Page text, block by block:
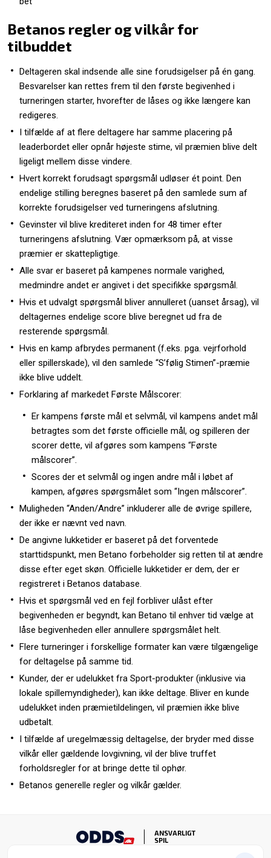
Betanos regler og vilkår for
tilbuddet
Deltageren skal indsende alle sine forudsigelser på én gang.
Besvarelser kan rettes frem til den første begivenhed i
turneringen starter, hvorefter de låses og ikke længere kan
redigeres.
I tilfælde af at flere deltagere har samme placering på
leaderbordet eller opnår højeste stime, vil præmien blive delt
ligeligt mellem disse vindere.
Hvert korrekt forudsagt spørgsmål udløser ét point. Den
endelige stilling beregnes baseret på den samlede sum af
korrekte forudsigelser ved turneringens afslutning.
Gevinster vil blive krediteret inden for 48 timer efter
turneringens afslutning. Vær opmærksom på, at visse
præmier er skattepligtige.
Alle svar er baseret på kampenes normale varighed,
medmindre andet er angivet i det specifikke spørgsmål.
Hvis et udvalgt spørgsmål bliver annulleret (uanset årsag), vil
deltagernes endelige score blive beregnet ud fra de
resterende spørgsmål.
Hvis en kamp afbrydes permanent (f.eks. pga. vejrforhold
eller spillerskade), vil den samlede “S’følig Stimen”-præmie
ikke blive uddelt.
Forklaring af markedet Første Målscorer:
Er kampens første mål et selvmål, vil kampens andet mål
betragtes som det første officielle mål, og spilleren der
scorer dette, vil afgøres som kampens “Første
målscorer”.
Scores der et selvmål og ingen andre mål i løbet af
kampen, afgøres spørgsmålet som “Ingen målscorer”.
Muligheden “Anden/Andre” inkluderer alle de øvrige spillere,
der ikke er nævnt ved navn.
De angivne lukketider er baseret på det forventede
starttidspunkt, men Betano forbeholder sig retten til at ændre
disse efter eget skøn. Officielle lukketider er dem, der er
registreret i Betanos database.
Hvis et spørgsmål ved en fejl forbliver ulåst efter
begivenheden er begyndt, kan Betano til enhver tid vælge at
låse begivenheden eller annullere spørgsmålet helt.
Flere turneringer i forskellige formater kan være tilgængelige
for deltagelse på samme tid.
Kunder, der er udelukket fra Sport-produkter (inklusive via
lokale spillemyndigheder), kan ikke deltage. Bliver en kunde
udelukket inden præmietildelingen, vil præmien ikke blive
udbetalt.
I tilfælde af uregelmæssig deltagelse, der bryder med disse
vilkår eller gældende lovgivning, vil der blive truffet
forholdsregler for at bringe dette til ophør.
Betanos generelle regler og vilkår gælder.
ANSVARLIGT
SPIL